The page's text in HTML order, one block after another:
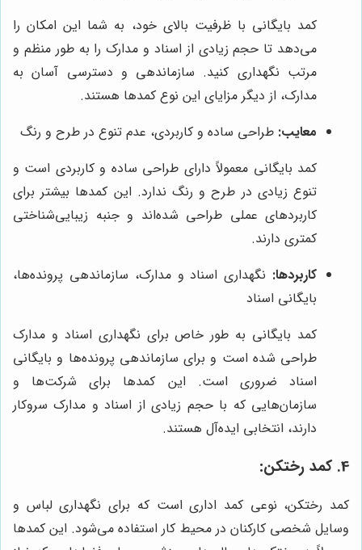
کمد بایگانی با ظرفیت بالای خود، به شما این امکان را
می‌دهد تا حجم زیادی از اسناد و مدارک را به طور منظم و
مرتب نگهداری کنید. سازماندهی و دسترسی آسان به
مدارک، از دیگر مزایای این نوع کمدها هستند.
معایب: طراحی ساده و کاربردی، عدم تنوع در طرح و رنگ
کمد بایگانی معمولاً دارای طراحی ساده و کاربردی است و
تنوع زیادی در طرح و رنگ ندارد. این کمدها بیشتر برای
کاربردهای عملی طراحی شده‌اند و جنبه زیبایی‌شناختی
کمتری دارند.
کاربردها: نگهداری اسناد و مدارک، سازماندهی پرونده‌ها،
بایگانی اسناد
کمد بایگانی به طور خاص برای نگهداری اسناد و مدارک
طراحی شده است و برای سازماندهی پرونده‌ها و بایگانی
اسناد ضروری است. این کمدها برای شرکت‌ها و
سازمان‌هایی که با حجم زیادی از اسناد و مدارک سروکار
دارند، انتخابی ایده‌آل هستند.
4. کمد رختکن:
کمد رختکن، نوعی کمد اداری است که برای نگهداری لباس و
وسایل شخصی کارکنان در محیط کار استفاده می‌شود. این کمدها